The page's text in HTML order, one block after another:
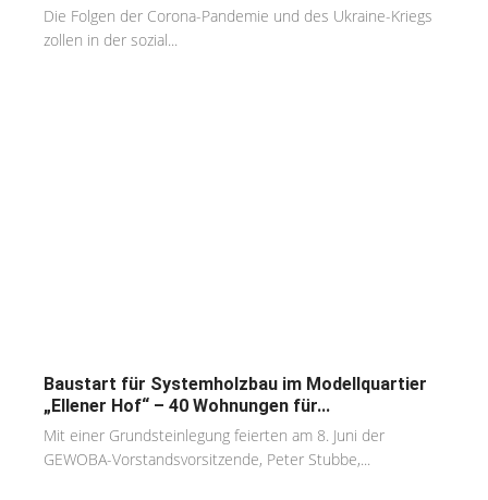
Die Folgen der Corona-Pandemie und des Ukraine-Kriegs
zollen in der sozial...
Baustart für Systemholzbau im Modellquartier
„Ellener Hof“ – 40 Wohnungen für...
Mit einer Grundsteinlegung feierten am 8. Juni der
GEWOBA-Vorstandsvorsitzende, Peter Stubbe,...